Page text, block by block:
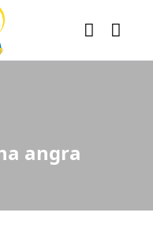
angra